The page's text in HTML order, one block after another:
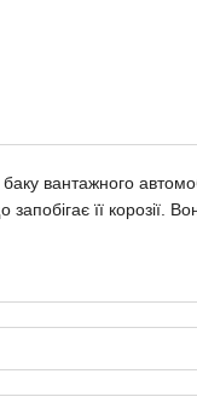
вантажного
її корозії.